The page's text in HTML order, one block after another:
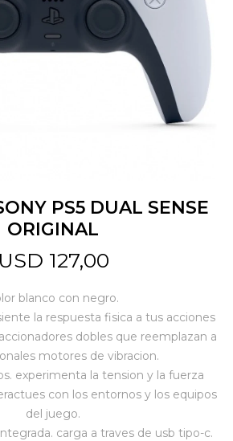
PS5 DUAL SENSE
ORIGINAL
USD 127,00
blanco con negro.
la respuesta fisica a tus acciones
dobles que reemplazan a
motores de vibracion.
experimenta la tension y la fuerza
con los entornos y los equipos
del juego.
carga a traves de usb tipo-c.
para bebé